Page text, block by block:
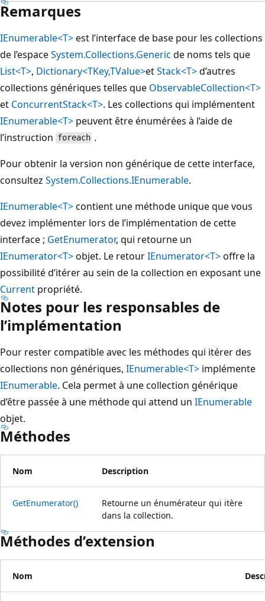
Remarques
IEnumerable<T>est l’interface de base pour les collections
de l’espaceSystem.Collections.Generic de noms tels que
List<T>, Dictionary<TKey,TValue>etStack<T>d’autres
collections génériques telles que ObservableCollection<T>
et ConcurrentStack<T>. Les collections qui implémentent
IEnumerable<T> peuvent être énumérées à l’aide de
l’instruction foreach .
Pour obtenir la version non générique de cette interface,
consultez System.Collections.IEnumerable.
IEnumerable<T>contient une méthode unique que vous
devez implémenter lors de l’implémentation de cette
interface ; GetEnumerator, qui retourne un
IEnumerator<T>objet. Le retourIEnumerator<T>offre la
possibilité d’itérer au sein de la collection en exposant une
Current propriété.
Notes pour les responsables de
l’implémentation
Pour rester compatible avec les méthodes qui itérer des
collections non génériques, IEnumerable<T> implémente
IEnumerable. Cela permet à une collection générique
d’être passée à une méthode qui attend un IEnumerable
objet.
Méthodes
Nom Description
GetEnumerator()
Retourne un énumérateur qui itère
dans la collection.
Méthodes d’extension
Nom